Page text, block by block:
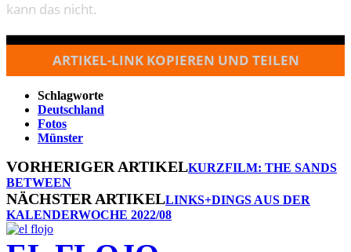
kann das nicht.
ARTIKEL-LINK KOPIEREN UND TEILEN
Schlagworte
Deutschland
Fotos
Münster
VORHERIGER ARTIKELKURZFILM: THE SANDS
BETWEEN
NÄCHSTER ARTIKELLINKS+DINGS AUS DER
KALENDERWOCHE 2022/08